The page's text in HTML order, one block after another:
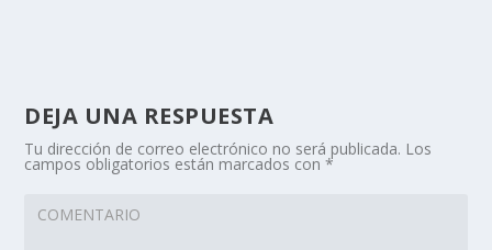
DEJA UNA RESPUESTA
Tu dirección de correo electrónico no será publicada. Los
campos obligatorios están marcados con*